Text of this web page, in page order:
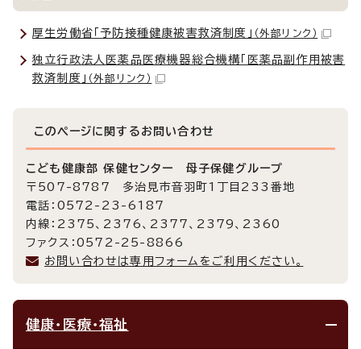
厚生労働省「予防接種健康被害救済制度」 （外部リンク）
独立行政法人医薬品医療機器総合機構「医薬品副作用被害
救済制度」 （外部リンク）
このページに関する お問い合わせ
こども健康部 保健センター 母子保健グループ
〒507-8787 多治見市音羽町1丁目233番地
電話：0572-23-6187
内線：2375、2376、2377、2379、2360
ファクス：0572-25-8866
お問い合わせは専用フォームをご利用ください。
健康・医療・福祉